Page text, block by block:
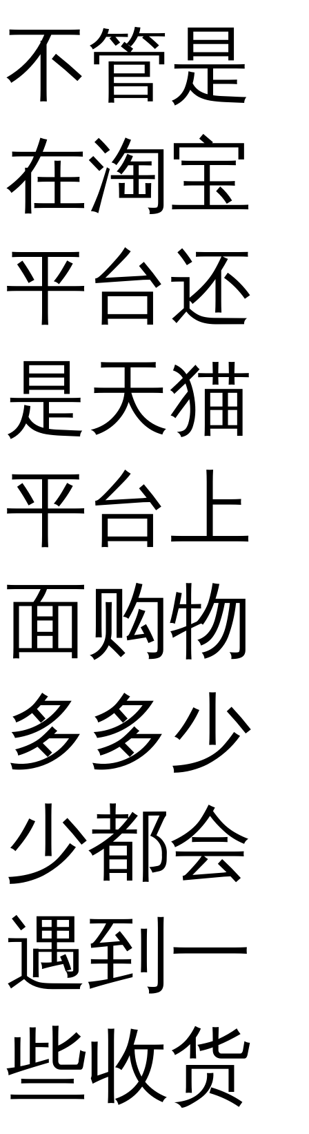
不管是
在淘宝
平台还
是天猫
平台上
面购物
多多少
少都会
遇到一
些收货